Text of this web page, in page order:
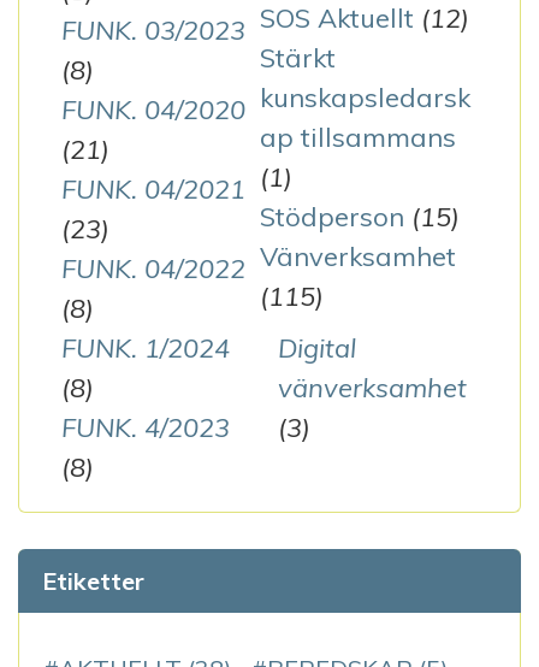
FUNK. 03/2023
(8)
FUNK. 04/2020
(21)
FUNK. 04/2021
(23)
FUNK. 04/2022
(8)
FUNK. 1/2024
(8)
FUNK. 4/2023
(8)
SOS Aktuellt (12)
Stärkt
kunskapsledarsk
ap tillsammans
(1)
Stödperson (15)
Vänverksamhet
(115)
Digital
vänverksamhet
(3)
Etiketter